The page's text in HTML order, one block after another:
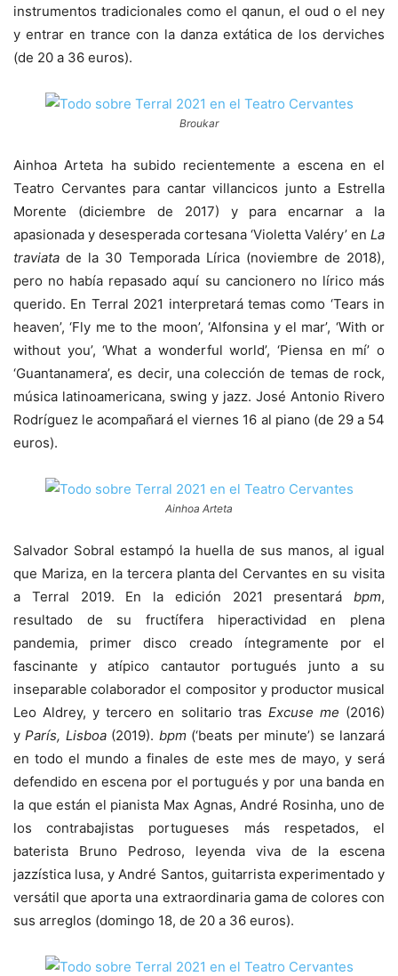
instrumentos tradicionales como el qanun, el oud o el ney
y entrar en trance con la danza extática de los derviches
(de 20 a 36 euros).
Broukar
Ainhoa Arteta ha subido recientemente a escena en el
Teatro Cervantes para cantar villancicos junto a Estrella
Morente (diciembre de 2017) y para encarnar a la
apasionada y desesperada cortesana ‘Violetta Valéry’ en La
traviata de la 30 Temporada Lírica (noviembre de 2018),
pero no había repasado aquí su cancionero no lírico más
querido. En Terral 2021 interpretará temas como ‘Tears in
heaven’, ‘Fly me to the moon’, ‘Alfonsina y el mar’, ‘With or
without you’, ‘What a wonderful world’, ‘Piensa en mí’ o
‘Guantanamera’, es decir, una colección de temas de rock,
música latinoamericana, swing y jazz. José Antonio Rivero
Rodríguez le acompañará el viernes 16 al piano (de 29 a 54
euros).
Ainhoa Arteta
Salvador Sobral estampó la huella de sus manos, al igual
que Mariza, en la tercera planta del Cervantes en su visita
a Terral 2019. En la edición 2021 presentará bpm,
resultado de su fructífera hiperactividad en plena
pandemia, primer disco creado íntegramente por el
fascinante y atípico cantautor portugués junto a su
inseparable colaborador el compositor y productor musical
Leo Aldrey, y tercero en solitario tras Excuse me (2016)
yParís, Lisboa(2019). bpm(‘beats per minute’) se lanzará
en todo el mundo a finales de este mes de mayo, y será
defendido en escena por el portugués y por una banda en
la que están el pianista Max Agnas, André Rosinha, uno de
los contrabajistas portugueses más respetados, el
baterista Bruno Pedroso, leyenda viva de la escena
jazzística lusa, y André Santos, guitarrista experimentado y
versátil que aporta una extraordinaria gama de colores con
sus arreglos (domingo 18, de 20 a 36 euros).